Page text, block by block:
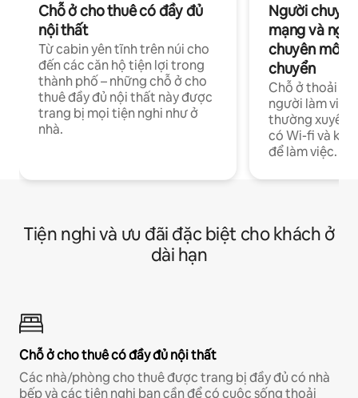
Chỗ ở cho thuê có đầy đủ
nội thất
Từ cabin yên tĩnh trên núi cho
đến các căn hộ tiện lợi trong
thành phố – những chỗ ở cho
thuê đầy đủ nội thất này được
trang bị mọi tiện nghi như ở
nhà.
Người
mạng và
chuyên môn
chuyển
Chỗ ở thoải
người làm việc
thường xuyên
có Wi-fi và
để làm việc.
Tiện nghi và ưu đãi đặc biệt cho khách ở
dài hạn
Chỗ ở cho thuê có đầy đủ nội thất
Các nhà/phòng cho thuê được trang bị đầy đủ có nhà
bếp và các tiện nghi bạn cần để có cuộc sống thoải